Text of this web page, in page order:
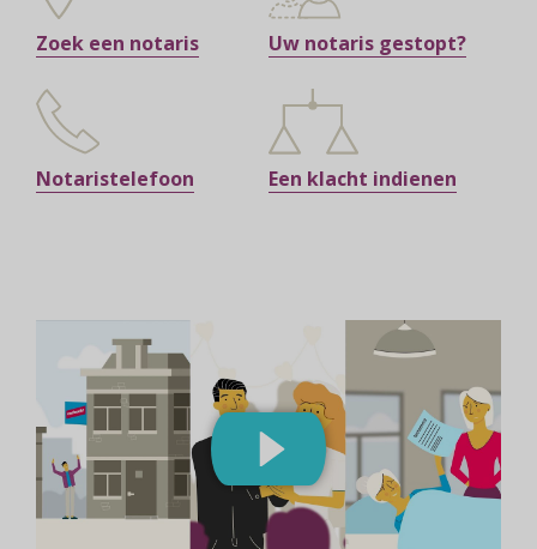
Zoek een notaris Uw notaris gestopt?
Notaristelefoon Een klacht indienen